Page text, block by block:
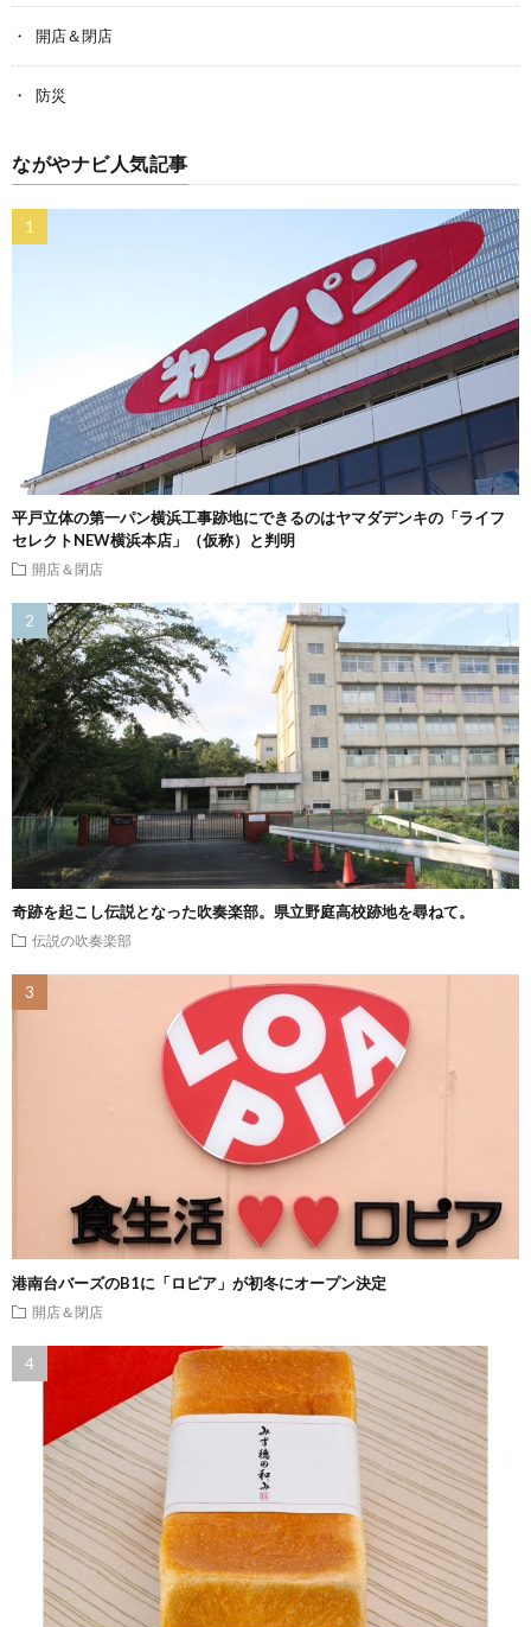
開店＆閉店
防災
ながやナビ人気記事
平戸立体の第一パン横浜工事跡地にできるのはヤマダデンキの「ライフ
セレクトNEW横浜本店」（仮称）と判明
開店＆閉店
奇跡を起こし伝説となった吹奏楽部。県立野庭高校跡地を尋ねて。
伝説の吹奏楽部
港南台バーズのB1に「ロピア」が初冬にオープン決定
開店＆閉店